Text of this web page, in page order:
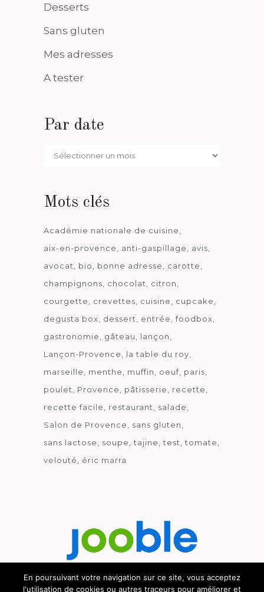
Desserts
Sans gluten
Mes adresses
A tester
Par date
Par
Mots clés
Académie nationale de cuisine
aix-en-provence
anti-gaspillage
avis
avocat
bio bonne adresse
carotte
champignons
chocolat
citron
courgette
crevettes cuisine
cupcake
degusta box
dessert entrée
foodbox
gastronomie
gâteau
lançon
Lançon-Provence
la table du roy
marseille
menthe muffin oeuf paris
poulet
Provence pâtisserie
recette
recette facile
restaurant
salade
Salon de Provence
sans gluten
sans lactose
soupe tajine test
tomate
velouté
éric marra
En poursuivant votre navigation sur ce site, vous acceptez
l'utilisation de cookies ou autres traceurs pour améliorer et